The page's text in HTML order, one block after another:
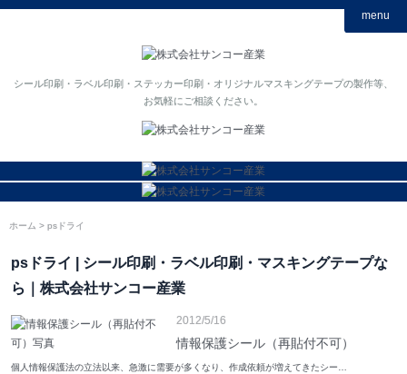
シール印刷・ラベル印刷・ステッカー印刷・オリジナルマスキングテープの製作等、
お気軽にご相談ください。
menu
ホーム psドライ
psドライ | シール印刷・ラベル印刷・マスキングテープな
ら｜株式会社サンコー産業
2012/5/16
情報保護シール（再貼付不可）
個人情報保護法の立法以来、急激に需要が多くなり、作成依頼が増えてきたシー…